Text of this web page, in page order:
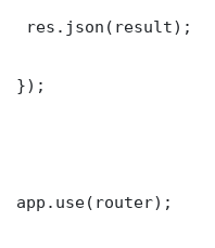
res.json(result);
});
app.use(router);